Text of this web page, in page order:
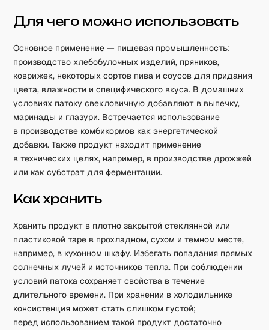
Для чего можно использовать
Основное применение — пищевая промышленность:
производство хлебобулочных изделий, пряников,
коврижек, некоторых сортов пива и соусов для придания
цвета, влажности и специфического вкуса. В домашних
условиях патоку свекловичную добавляют в выпечку,
маринады и глазури. Встречается использование
в производстве комбикормов как энергетической
добавки. Также продукт находит применение
в технических целях, например, в производстве дрожжей
или как субстрат для ферментации.
Как хранить
Хранить продукт в плотно закрытой стеклянной или
пластиковой таре в прохладном, сухом и темном месте,
например, в кухонном шкафу. Избегать попадания прямых
солнечных лучей и источников тепла. При соблюдении
условий патока сохраняет свойства в течение
длительного времени. При хранении в холодильнике
консистенция может стать слишком густой;
перед использованием такой продукт достаточно